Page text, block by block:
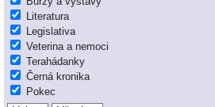
Literatura
Legislativa
Veterina a nemoci
Terahádanky
Černá kronika
Pokec